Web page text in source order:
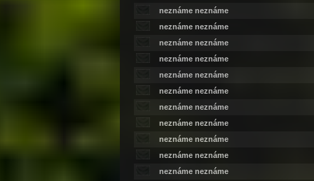
neznáme neznáme
neznáme neznáme
neznáme neznáme
neznáme neznáme
neznáme neznáme
neznáme neznáme
neznáme neznáme
neznáme neznáme
neznáme neznáme
neznáme neznáme
neznáme neznáme